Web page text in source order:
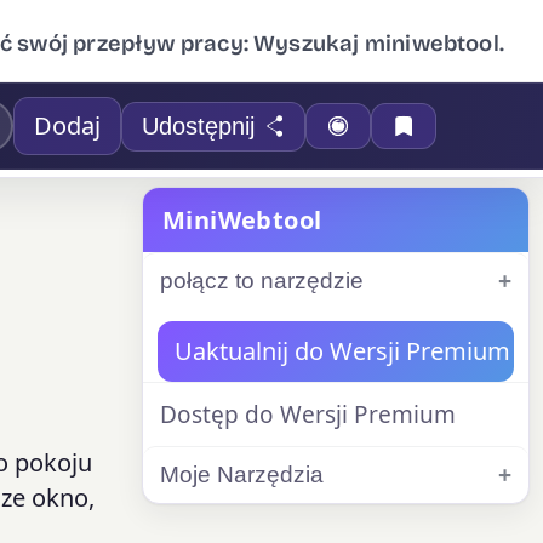
swój przepływ pracy: Wyszukaj miniwebtool.
Dodaj Udostępnij
pokoju
okno,
MiniWebtool
połącz to narzędzie
Uaktualnij do Wersji Premium
Dostęp do Wersji Premium
Moje Narzędzia